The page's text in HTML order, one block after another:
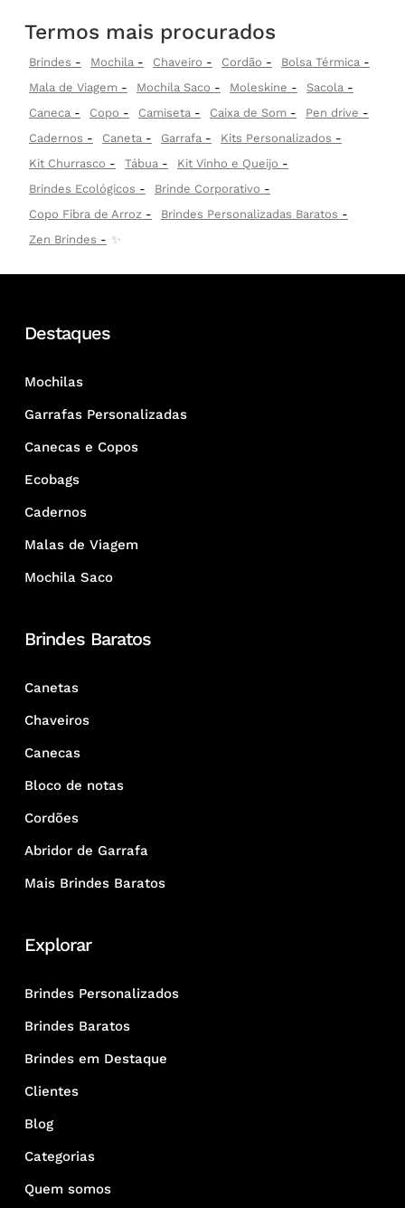
Termos mais procurados
Brindes Mochila Chaveiro Cordão
Bolsa Térmica
Mala de Viagem
Mochila Saco Moleskine
Sacola
Caneca
Copo Camiseta Caixa de Som
Pen drive
Cadernos
Caneta Garrafa
Kits Personalizados
Kit Churrasco
Tábua
Kit Vinho e Queijo
Brindes Ecológicos
Brinde Corporativo
Copo Fibra de Arroz
Brindes Personalizadas Baratos
Zen Brindes
✨
Destaques
Mochilas
Garrafas Personalizadas
Canecas e Copos
Ecobags
Cadernos
Malas de Viagem
Mochila Saco
Brindes Baratos
Canetas
Chaveiros
Canecas
Bloco de notas
Cordões
Abridor de Garrafa
Mais Brindes Baratos
Explorar
Brindes Personalizados
Brindes Baratos
Brindes em Destaque
Clientes
Blog
Categorias
Quem somos